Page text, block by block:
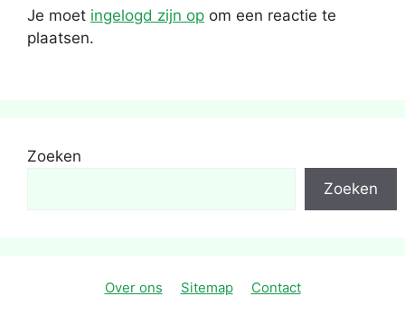
Je moet ingelogd zijn op om een reactie te
plaatsen.
Zoeken
Zoeken
Over ons Sitemap
Contact